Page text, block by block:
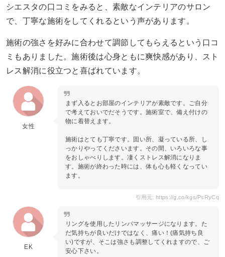
シエスタの口コミをみると、素敵なインテリアのサロン
で、丁寧な施術をしてくれるという声があります。
施術の強さを好みに合わせて調節してもらえるという口コ
ミもありました。施術後は心身ともに爽快感があり、スト
レス解消に役立つと喜ばれています。
女性
まず入るとお部屋のインテリアが素敵です。ご自分
で考えておいでだそうです。施術室で、備え付けの
物に着替えます。
施術はとても丁寧です。固い所、凝っている所、し
っかりやってくださいます。その間、いろいろな事
をおしゃべりします。凄くストレス解消になりま
す。施術が終わった時には、体も心も軽くなってい
ます。
引用元: https://g.co/kgs/PsRyCq
EK
リングを使用したリンパマッサージになります。た
だ気持ちが良いだけではなく、痛い！(痛気持ち良
い)ですが、そこは強さも調整してくれますので、ご
安心下さい。